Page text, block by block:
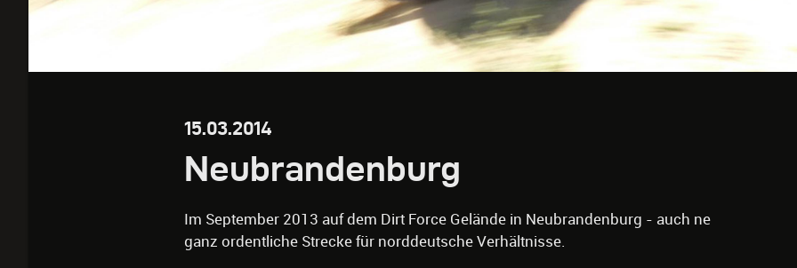
15.03.2014
Neubrandenburg
Im September 2013 auf dem Dirt Force Gelände in Neubrandenburg - auch ne
ganz ordentliche Strecke für norddeutsche Verhältnisse.